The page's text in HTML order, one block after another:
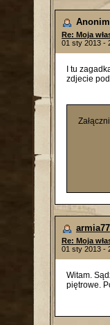
Re: Moja
01 sty 2013 -
I tu
zdjecie
armia77
Re: Moja
01 sty 2013 -
Witam.
piętrowe.